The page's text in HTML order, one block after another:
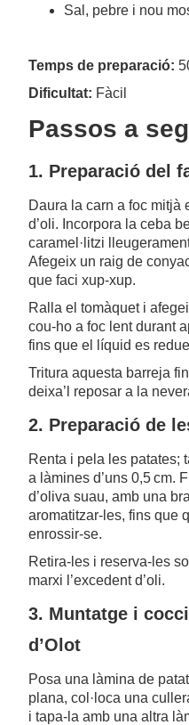
Sal, pebre i nou
Temps de preparació:
Dificultat: Fàcil
Passos a
1. Preparació del
Daura la carn a foc mitjà
d’oli. Incorpora la ceba
caramel·litzi
Afegeix un raig de
que faci xup-xup.
Ralla el tomàquet i
cou-ho a foc lent durant
fins que el líquid es
Tritura aquesta barreja
deixa’l reposar a la
2. Preparació de
Renta i pela les patates;
a làmines d’uns 0,5 cm.
d’oliva suau, amb una
aromatitzar-les, fins que
enrossir-se.
Retira-les i reserva-les
marxi l’excedent d’oli.
3. Muntatge i
d’Olot
Posa una làmina de
plana, col·loca una
i tapa-la amb una altra